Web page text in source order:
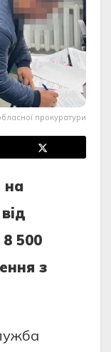
прокуратури
на
500
з